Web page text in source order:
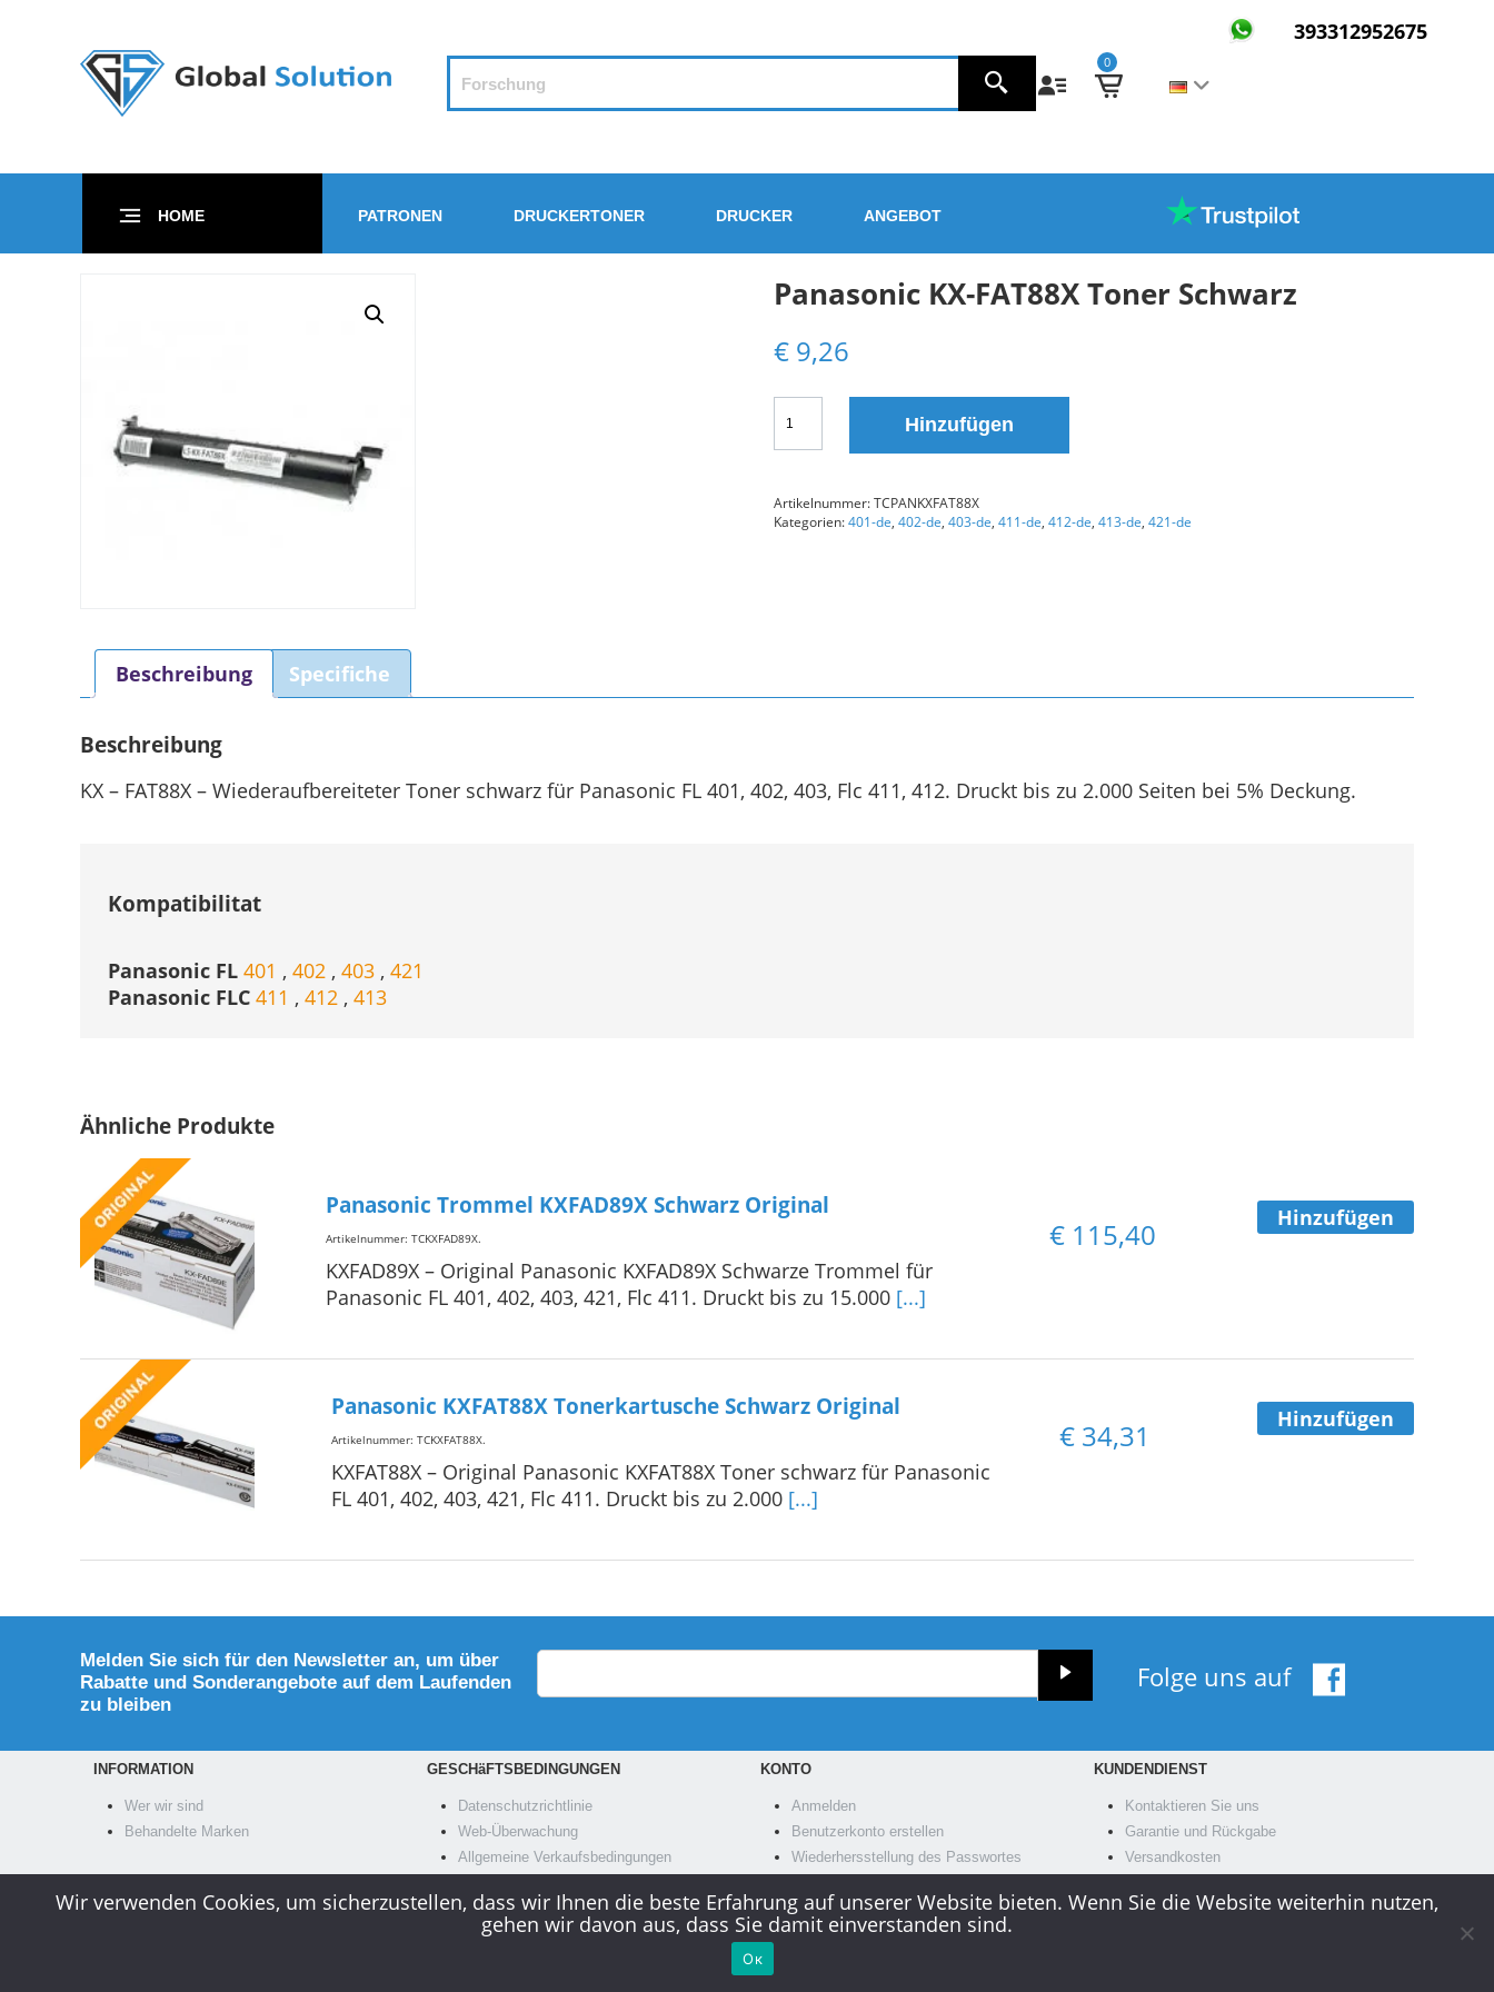
393312952675
0
HOME PATRONEN DRUCKERTONER DRUCKER ANGEBOT
Panasonic KX-FAT88X Toner Schwarz
€ 9,26
KX-
Schwarz
Hinzufügen
Artikelnummer:TCPANKXFAT88X
Kategorien:401-de, 402-de, 403-de, 411-de, 412-de, 413-de, 421-de
Beschreibung Specifiche
Beschreibung
KX – FAT88X – Wiederaufbereiteter Toner schwarz für Panasonic FL 401, 402, 403, Flc 411, 412. Druckt bis zu 2.000 Seiten bei 5% Deckung.
Kompatibilitat
Panasonic FL 401 , 402 , 403 , 421
Panasonic FLC 411 , 412 , 413
Ähnliche Produkte
Panasonic Trommel KXFAD89X Schwarz Original
Artikelnummer: TCKXFAD89X.
KXFAD89X – Original Panasonic KXFAD89X Schwarze Trommel für
Panasonic FL 401, 402, 403, 421, Flc 411. Druckt bis zu 15.000 [...]
€ 115,40 Hinzufügen
Panasonic KXFAT88X Tonerkartusche Schwarz Original
Artikelnummer: TCKXFAT88X.
KXFAT88X – Original Panasonic KXFAT88X Toner schwarz für Panasonic
FL 401, 402, 403, 421, Flc 411. Druckt bis zu 2.000 [...]
€ 34,31 Hinzufügen
Melden Sie sich für den Newsletter an, um über
Rabatte und Sonderangebote auf dem Laufenden
zu bleiben
Folge uns auf
INFORMATION
Wer wir sind
Behandelte Marken
GESCHäFTSBEDINGUNGEN
Datenschutzrichtlinie
Web-Überwachung
Allgemeine Verkaufsbedingungen
KONTO
Anmelden
Benutzerkonto erstellen
Wiederhersstellung des Passwortes
KUNDENDIENST
Kontaktieren Sie uns
Garantie und Rückgabe
Versandkosten
www.globals-solution.com
Wir verwenden Cookies, um sicherzustellen, dass wir Ihnen die beste Erfahrung auf unserer Website bieten. Wenn Sie die Website weiterhin nutzen,
gehen wir davon aus, dass Sie damit einverstanden sind.
Ок